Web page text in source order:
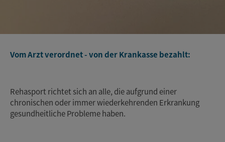
Vom Arzt verordnet - von der Krankasse bezahlt:
Rehasport richtet sich an alle, die aufgrund einer
chronischen oder immer wiederkehrenden Erkrankung
gesundheitliche Probleme haben.